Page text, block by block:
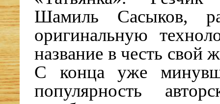
Шамиль Сасыков,
оригинальную
название в честь свой
С конца уже
популярность